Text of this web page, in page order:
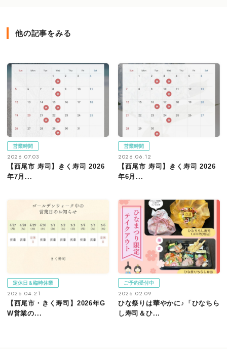
他の記事をみる
営業時間
2026.07.03
【西尾市 寿司】きく寿司 2026
年7月...
営業時間
2026.06.12
【西尾市 寿司】きく寿司 2026
年6月...
定休日＆臨時休業
2026.04.21
【西尾市・きく寿司】2026年G
W営業の...
ご予約受付中
2026.02.09
ひな祭りは華やかに♪「ひなちら
し寿司＆ひ...